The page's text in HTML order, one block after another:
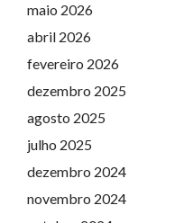
maio 2026
abril 2026
fevereiro 2026
dezembro 2025
agosto 2025
julho 2025
dezembro 2024
novembro 2024